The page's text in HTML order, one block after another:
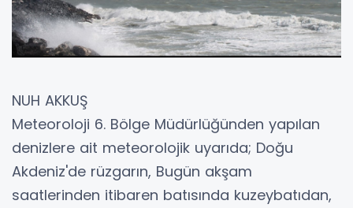
NUH AKKUŞ
Meteoroloji 6. Bölge Müdürlüğünden yapılan
denizlere ait meteorolojik uyarıda; Doğu
Akdeniz'de rüzgarın, Bugün akşam
saatlerinden itibaren batısında kuzeybatıdan,